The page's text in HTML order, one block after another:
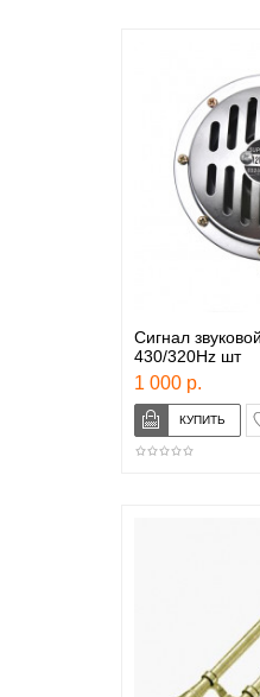
Сигнал
430/320Hz шт
1 000 р.